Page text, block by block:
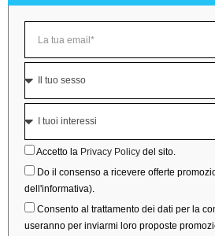
Accetto la Privacy Policy del sito.
Do il consenso a ricevere offerte
dell'informativa).
Consento al trattamento dei dati per la
useranno per inviarmi loro proposte